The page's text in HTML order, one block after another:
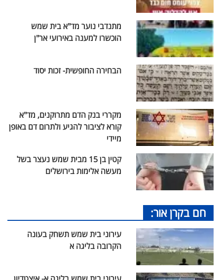
מתנדבי נוער מד"א בית שמש
הוכשרו למענה באירועי אר"ן
הבחירה החופשית- זכות יסוד
מקררי בנק הדם מתרוקנים, מד"א
קורא לציבור להגיע ולתרום דם באופן
מיידי
קטין בן 15 מבית שמש נעצר בשל
מעשה אלימות בירושלים
חם בקרן אור:
עירוני בית שמש תשחק בעונה
הקרובה בליגה א